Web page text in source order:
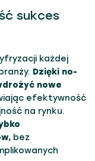
sukces
każdej
Dzięki no-
nowe
efektywność
na rynku.
bez